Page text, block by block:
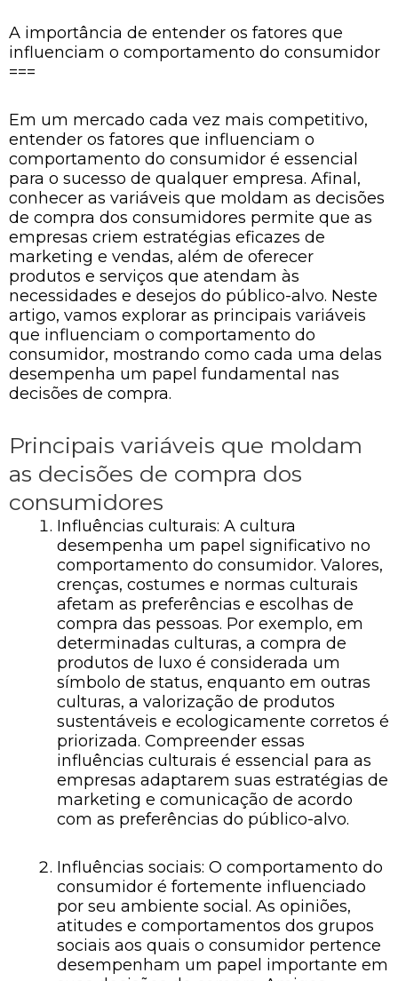
A importância de entender os fatores que
influenciam o comportamento do consumidor
===
Em um mercado cada vez mais competitivo,
entender os fatores que influenciam o
comportamento do consumidor é essencial
para o sucesso de qualquer empresa. Afinal,
conhecer as variáveis que moldam as decisões
de compra dos consumidores permite que as
empresas criem estratégias eficazes de
marketing e vendas, além de oferecer
produtos e serviços que atendam às
necessidades e desejos do público-alvo. Neste
artigo, vamos explorar as principais variáveis
que influenciam o comportamento do
consumidor, mostrando como cada uma delas
desempenha um papel fundamental nas
decisões de compra.
Principais variáveis que moldam
as decisões de compra dos
consumidores
Influências culturais: A cultura
desempenha um papel significativo no
comportamento do consumidor. Valores,
crenças, costumes e normas culturais
afetam as preferências e escolhas de
compra das pessoas. Por exemplo, em
determinadas culturas, a compra de
produtos de luxo é considerada um
símbolo de status, enquanto em outras
culturas, a valorização de produtos
sustentáveis ​​e ecologicamente corretos é
priorizada. Compreender essas
influências culturais é essencial para as
empresas adaptarem suas estratégias de
marketing e comunicação de acordo
com as preferências do público-alvo.
Influências sociais: O comportamento do
consumidor é fortemente influenciado
por seu ambiente social. As opiniões,
atitudes e comportamentos dos grupos
sociais aos quais o consumidor pertence
desempenham um papel importante em